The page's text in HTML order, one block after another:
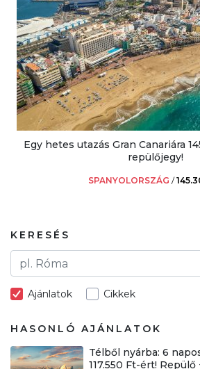
Egy hetes utazás Gran Canariára
repülőjegy!
SPANYOLORSZÁG /
KERESÉS
Ajánlatok Cikkek
HASONLÓ AJÁNLATOK
Télből nyárba: 6
117.550 Ft-ért!